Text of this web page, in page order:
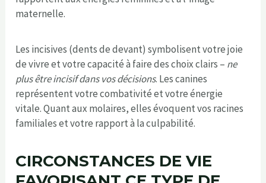
maternelle.
Les incisives (dents de devant) symbolisent votre joie
de vivre et votre capacité à faire des choix clairs – ne
plus être incisif dans vos décisions. Les canines
représentent votre combativité et votre énergie
vitale. Quant aux molaires, elles évoquent vos racines
familiales et votre rapport à la culpabilité.
CIRCONSTANCES DE VIE